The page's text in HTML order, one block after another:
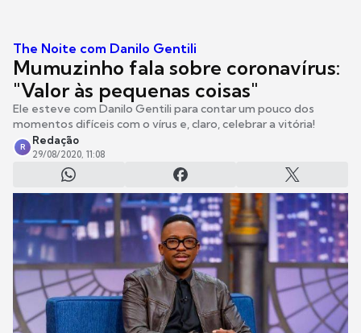
The Noite com Danilo Gentili
Mumuzinho fala sobre coronavírus:
"Valor às pequenas coisas"
Ele esteve com Danilo Gentili para contar um pouco dos
momentos difíceis com o vírus e, claro, celebrar a vitória!
R
Redação
29/08/2020, 11:08